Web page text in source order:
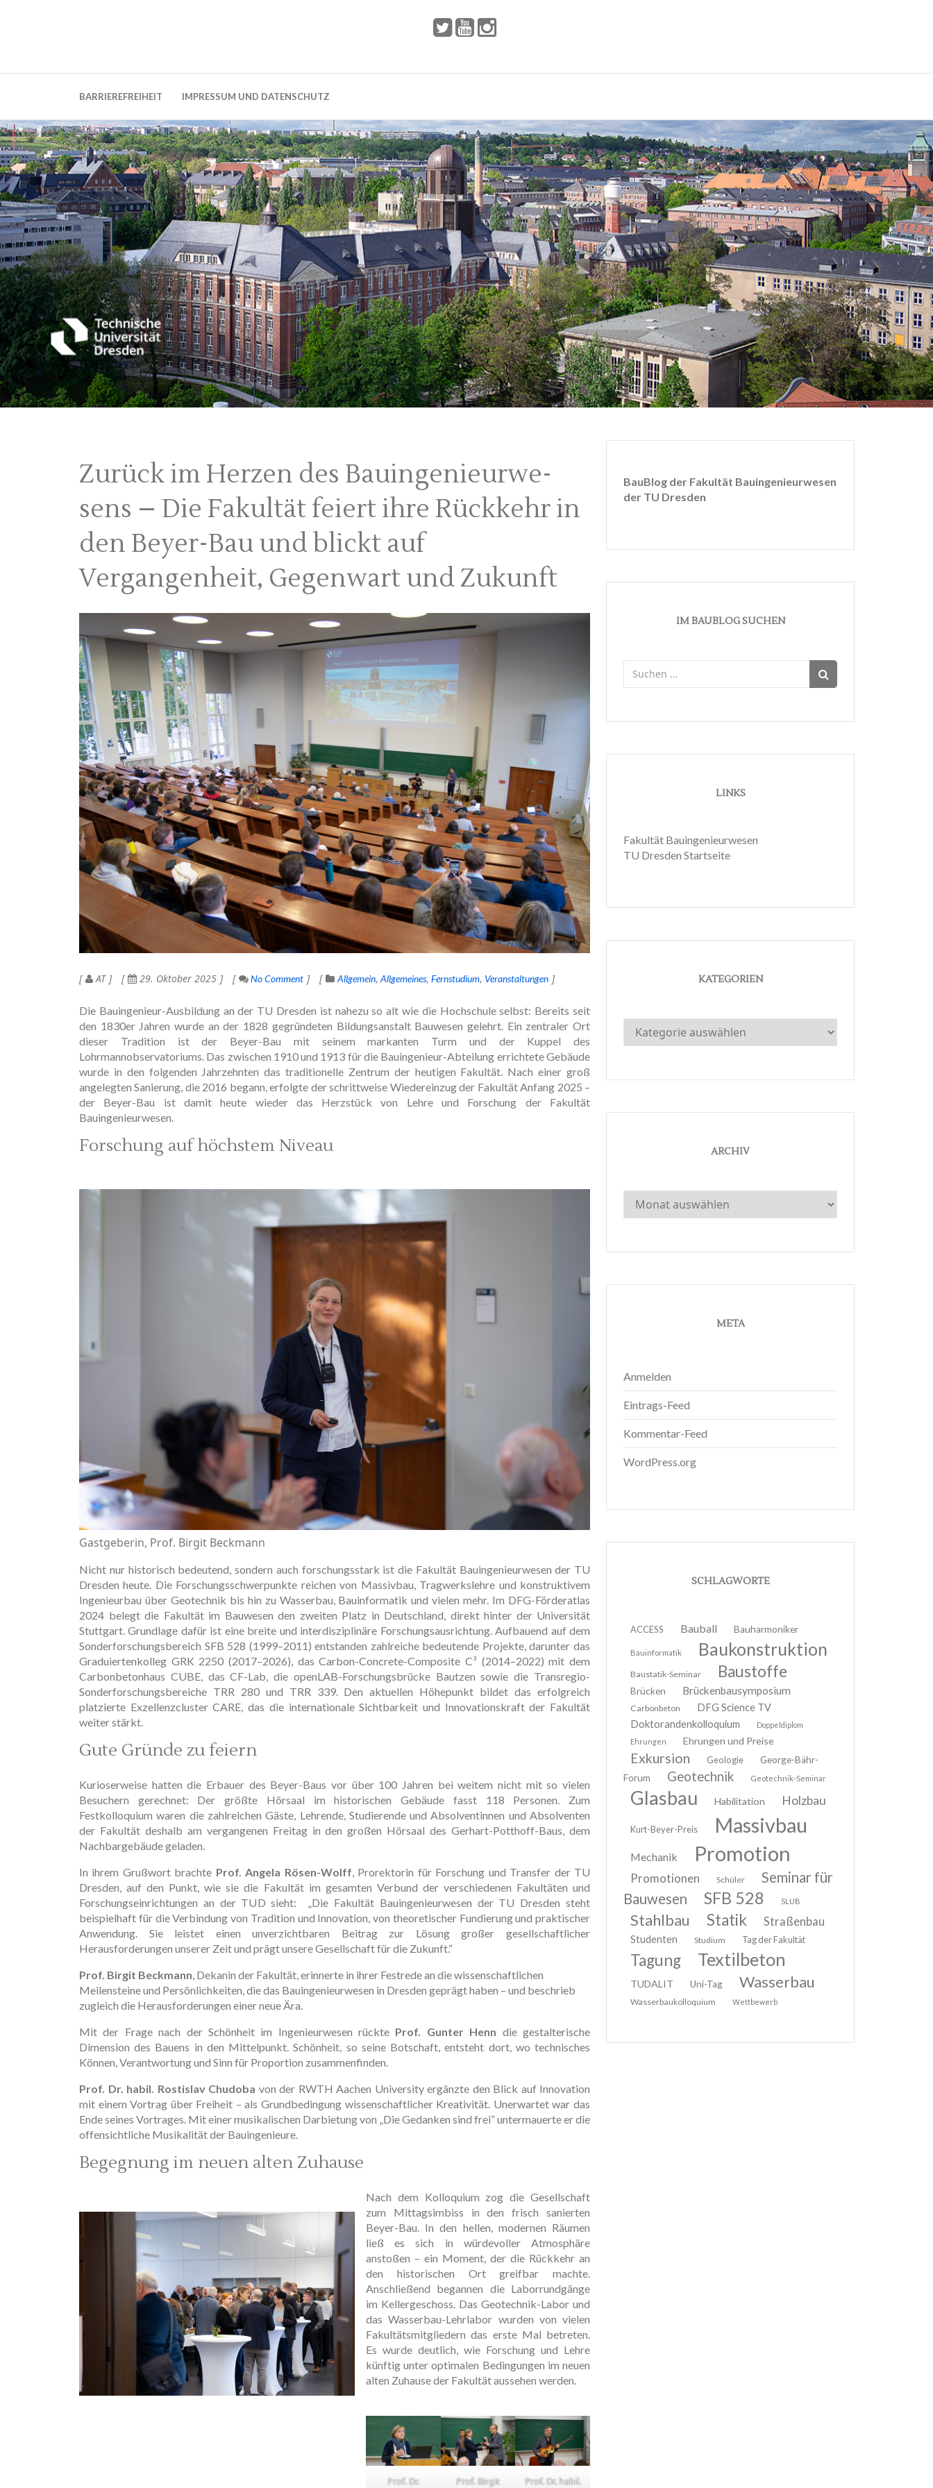
BARRIEREFREIHEIT IMPRESSUM UND DATENSCHUTZ
Zurück im Herzen des Bauingenieurwe­
sens – Die Fakultät feiert ihre Rückkehr in
den Beyer-Bau und blickt auf
Vergangenheit, Gegenwart und Zukunft
AT 29. Oktober 2025 No Comment Allgemein Allgemeines Fernstudium Veranstaltungen
Die Bauingenieur-Ausbildung an der TU Dresden ist nahezu so alt wie die Hochschule selbst: Bereits seit
den 1830er Jahren wurde an der 1828 gegründeten Bildungsanstalt Bauwesen gelehrt. Ein zentraler Ort
dieser Tradition ist der Beyer-Bau mit seinem markanten Turm und der Kuppel des
Lohrmannobservatoriums. Das zwischen 1910 und 1913 für die Bauingenieur-Abteilung errichtete Gebäude
wurde in den folgenden Jahrzehnten das traditionelle Zentrum der heutigen Fakultät. Nach einer groß
angelegten Sanierung, die 2016 begann, erfolgte der schrittweise Wiedereinzug der Fakultät Anfang 2025 –
der Beyer-Bau ist damit heute wieder das Herzstück von Lehre und Forschung der Fakultät
Bauingenieurwesen.
Forschung auf höchstem Niveau
Gastgeberin, Prof. Birgit Beckmann
Nicht nur historisch bedeutend, sondern auch forschungsstark ist die Fakultät Bauingenieurwesen der TU
Dresden heute. Die Forschungsschwerpunkte reichen von Massivbau, Tragwerkslehre und konstruktivem
Ingenieurbau über Geotechnik bis hin zu Wasserbau, Bauinformatik und vielen mehr. Im DFG-Förderatlas
2024 belegt die Fakultät im Bauwesen den zweiten Platz in Deutschland, direkt hinter der Universität
Stuttgart. Grundlage dafür ist eine breite und interdisziplinäre Forschungsausrichtung. Aufbauend auf dem
Sonderforschungsbereich SFB 528 (1999–2011) entstanden zahlreiche bedeutende Projekte, darunter das
Graduiertenkolleg GRK 2250 (2017–2026), das Carbon-Concrete-Composite C³ (2014–2022) mit dem
Carbonbetonhaus CUBE, das CF-Lab, die openLAB-Forschungsbrücke Bautzen sowie die Transregio-
Sonderforschungsbereiche TRR 280 und TRR 339. Den aktuellen Höhepunkt bildet das erfolgreich
platzierte Exzellenzcluster CARE, das die internationale Sichtbarkeit und Innovationskraft der Fakultät
weiter stärkt.
Gute Gründe zu feiern
Kurioserweise hatten die Erbauer des Beyer-Baus vor über 100 Jahren bei weitem nicht mit so vielen
Besuchern gerechnet: Der größte Hörsaal im historischen Gebäude fasst 118 Personen. Zum
Festkolloquium waren die zahlreichen Gäste, Lehrende, Studierende und Absolventinnen und Absolventen
der Fakultät deshalb am vergangenen Freitag in den großen Hörsaal des Gerhart-Potthoff-Baus, dem
Nachbargebäude geladen.
In ihrem Grußwort brachte Prof. Angela Rösen-Wolff, Prorektorin für Forschung und Transfer der TU
Dresden, auf den Punkt, wie sie die Fakultät im gesamten Verbund der verschiedenen Fakultäten und
Forschungseinrichtungen an der TUD sieht: „Die Fakultät Bauingenieurwesen der TU Dresden steht
beispielhaft für die Verbindung von Tradition und Innovation, von theoretischer Fundierung und praktischer
Anwendung. Sie leistet einen unverzichtbaren Beitrag zur Lösung großer gesellschaftlicher
Herausforderungen unserer Zeit und prägt unsere Gesellschaft für die Zukunft.“
Prof. Birgit Beckmann, Dekanin der Fakultät, erinnerte in ihrer Festrede an die wissenschaftlichen
Meilensteine und Persönlichkeiten, die das Bauingenieurwesen in Dresden geprägt haben – und beschrieb
zugleich die Herausforderungen einer neue Ära.
Mit der Frage nach der Schönheit im Ingenieurwesen rückte Prof. Gunter Henn die gestalterische
Dimension des Bauens in den Mittelpunkt. Schönheit, so seine Botschaft, entsteht dort, wo technisches
Können, Verantwortung und Sinn für Proportion zusammenfinden.
Prof. Dr. habil. Rostislav Chudoba von der RWTH Aachen University ergänzte den Blick auf Innovation
mit einem Vortrag über Freiheit – als Grundbedingung wissenschaftlicher Kreativität. Unerwartet war das
Ende seines Vortrages. Mit einer musikalischen Darbietung von „Die Gedanken sind frei“ untermauerte er die
offensichtliche Musikalität der Bauingenieure.
Begegnung im neuen alten Zuhause
Nach dem Kolloquium zog die Gesellschaft
zum Mittagsimbiss in den frisch sanierten
Beyer-Bau. In den hellen, modernen Räumen
ließ es sich in würdevoller Atmosphäre
anstoßen – ein Moment, der die Rückkehr an
den historischen Ort greifbar machte.
Anschließend begannen die Laborrundgänge
im Kellergeschoss. Das Geotechnik-Labor und
das Wasserbau-Lehrlabor wurden von vielen
Fakultätsmitgliedern das erste Mal betreten.
Es wurde deutlich, wie Forschung und Lehre
künftig unter optimalen Bedingungen im neuen
alten Zuhause der Fakultät aussehen werden.
Prof. Dr.
Prof. Birgit
Prof. Dr. habil.
BauBlog der Fakultät Bauingenieurwesen
der TU Dresden
IM BAUBLOG SUCHEN
nach:
LINKS
Fakultät Bauingenieurwesen
TU Dresden Startseite
KATEGORIEN
Kategorien
ARCHIV
Archiv
META
Anmelden
Eintrags-Feed
Kommentar-Feed
WordPress.org
SCHLAGWORTE
ACCESS Bauball Bauharmoniker
Bauinformatik Baukonstruktion
Baustatik-Seminar Baustoffe
Brücken Brückenbausymposium
Carbonbeton
DFG Science TV
Doktorandenkolloquium
Doppeldiplom
Ehrungen
Ehrungen und Preise
Exkursion Geologie
George-Bähr-
Forum
Geotechnik Geotechnik-Seminar
Glasbau Habilitation Holzbau
Kurt-Beyer-Preis Massivbau
Mechanik Promotion
Promotionen Schüler
Seminar für
Bauwesen
SFB 528 SLUB
Stahlbau Statik Straßenbau
Studenten Studium Tag der Fakultät
Tagung Textilbeton
TUDALIT Uni-Tag Wasserbau
Wasserbaukolloquium Wettbewerb